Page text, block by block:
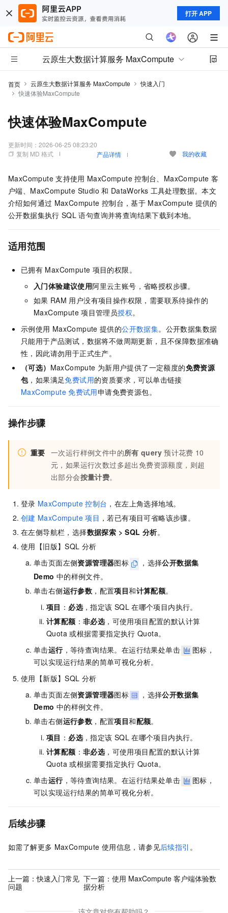
打开 APP
云原生大数据计算服务 MaxCompute
首页 云原生大数据计算服务 MaxCompute
快速入门
快速体验MaxCompute
快速体验MaxCompute
更新时间： 2026-06-25 08:23:20
复制 MD 格式
产品详情 我的收藏
MaxCompute 支持使用 MaxCompute 控制台、MaxCompute 客
户端、MaxCompute Studio 和 DataWorks 工具处理数据。本文
介绍如何通过 MaxCompute 控制台，基于 MaxCompute 提供的
公开数据集执行 SQL 语句查询并将查询结果下载到本地。
适用范围
已拥有 MaxCompute 项目的权限。
入门体验建议使用阿里云主账号，省略授权步骤。
如果 RAM 用户没有项目操作权限，需要联系待操作的
MaxCompute 项目管理员授权。
示例使用 MaxCompute 提供的公开数据集。公开数据集数据
只能用于产品测试，数据将不做周期更新，且不保障数据准确
性，因此请勿用于正式生产。
（可选） MaxCompute 为新用户提供了一定额度的免费资源
包，如果满足免费试用的资质要求，可以单击链接
MaxCompute 免费试用申请免费资源包。
操作步骤
重要 一次运行样例文件中的所有 query 预计花费 10
元，如果运行次数过多超出免费资源额度，则超
出部分会按量计费。
登录 MaxCompute 控制台 ，在左上角选择地域。
创建 MaxCompute 项目 ，若已有项目可省略该步骤。
在左侧导航栏，选择数据探索 >SQL 分析。
使用【旧版】SQL 分析
单击页面左侧资源管理器图标 ，选择公开数据集
Demo 中的样例文件。
单击右侧运行参数 ，配置项目和计算配额。
项目 ： 必选，指定该 SQL 在哪个项目内执行。
计算配额 ：非必选，可使用项目配置的默认计算
Quota 或根据需要指定执行 Quota。
单击运行，等待查询结果。在运行结果处单击
图标，
可以实现运行结果的简单可视化分析。
使用【新版】SQL 分析
单击页面左侧资源管理器图标 ，选择公开数据集
Demo 中的样例文件。
单击右侧运行参数 ，配置项目和配额。
项目 ： 必选，指定该 SQL 在哪个项目内执行。
计算配额 ：非必选，可使用项目配置的默认计算
Quota 或根据需要指定执行 Quota。
单击运行，等待查询结果。在运行结果处单击
图标，
可以实现运行结果的简单可视化分析。
后续步骤
如需了解更多 MaxCompute 使用信息，请参见后续指引 。
上一篇：快速入门常见
问题
下一篇：使用 MaxCompute 客户端体验数
据分析